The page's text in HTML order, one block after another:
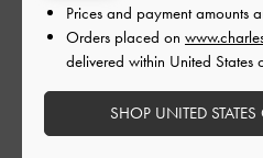
レビュー
Prices and payment amounts
Orders placed on
delivered within United States
SHOP UNITED